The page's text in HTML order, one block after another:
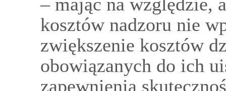
kosztów nadzoru nie
zwiększenie kosztów
obowiązanych do ich
zapewnienia